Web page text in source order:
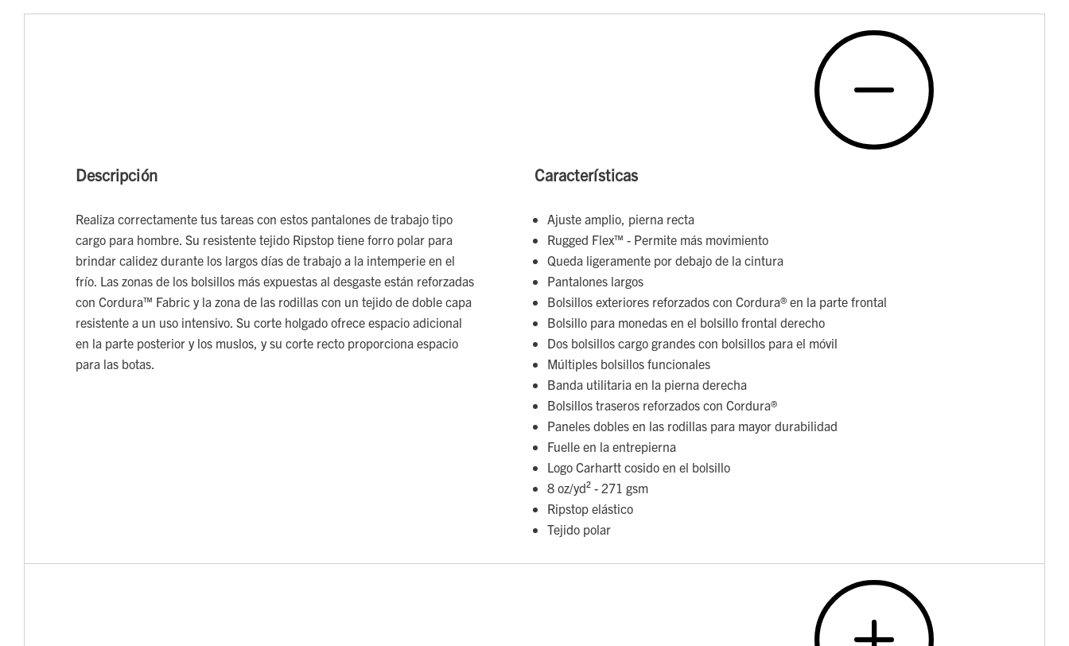
Descripción
Realiza correctamente tus tareas con estos pantalones de trabajo tipo
cargo para hombre. Su resistente tejido Ripstop tiene forro polar para
brindar calidez durante los largos días de trabajo a la intemperie en el
frío. Las zonas de los bolsillos más expuestas al desgaste están reforzadas
con Cordura™ Fabric y la zona de las rodillas con un tejido de doble capa
resistente a un uso intensivo. Su corte holgado ofrece espacio adicional
en la parte posterior y los muslos, y su corte recto proporciona espacio
para las botas.
Características
Ajuste amplio, pierna recta
Rugged Flex™ - Permite más movimiento
Queda ligeramente por debajo de la cintura
Pantalones largos
Bolsillos exteriores reforzados con Cordura® en la parte frontal
Bolsillo para monedas en el bolsillo frontal derecho
Dos bolsillos cargo grandes con bolsillos para el móvil
Múltiples bolsillos funcionales
Banda utilitaria en la pierna derecha
Bolsillos traseros reforzados con Cordura®
Paneles dobles en las rodillas para mayor durabilidad
Fuelle en la entrepierna
Logo Carhartt cosido en el bolsillo
8 oz/yd² - 271 gsm
Ripstop elástico
Tejido polar